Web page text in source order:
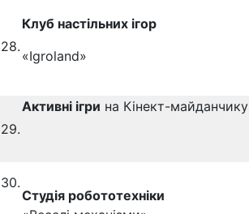
28.
Клуб настільних ігор
«Igroland»
29.
Активні ігри на Кінeкт-майданчику
30.
Студія робототехніки